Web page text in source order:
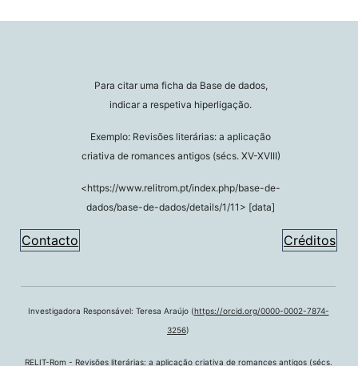
Para citar uma ficha da Base de dados,
indicar a respetiva hiperligação.
Exemplo: Revisões literárias: a aplicação
criativa de romances antigos (sécs. XV-XVIII)
<https://www.relitrom.pt/index.php/base-de-
dados/base-de-dados/details/1/11> [data]
Contacto Créditos
Investigadora Responsável: Teresa Araújo (https://orcid.org/0000-0002-7874-
3256)
RELIT-Rom - Revisões literárias: a aplicação criativa de romances antigos (sécs.